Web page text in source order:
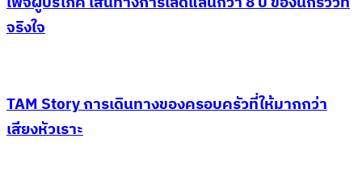
จริงใจ
TAM Story การเดินทางของครอบครัวที่ให้มากกว่า
เสียงหัวเราะ